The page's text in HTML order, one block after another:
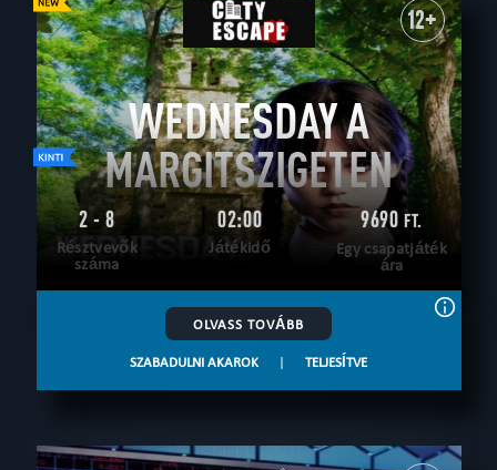
12+
WEDNESDAY A
MARGITSZIGETEN
2 - 8
Résztvevők
száma
02:00
Játékidő
9690FT.
Egy csapatjáték
ára
OLVASS TOVÁBB
SZABADULNI AKAROK | TELJESÍTVE